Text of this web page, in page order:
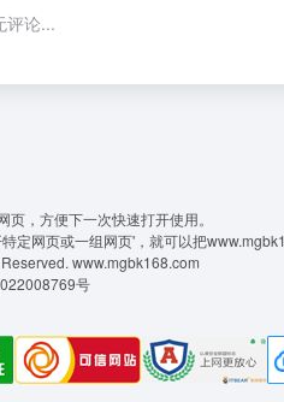
评论...
，方便下一次快速打开使用。
定网页或一组网页'，就可以把
www.mgbk168.com
号